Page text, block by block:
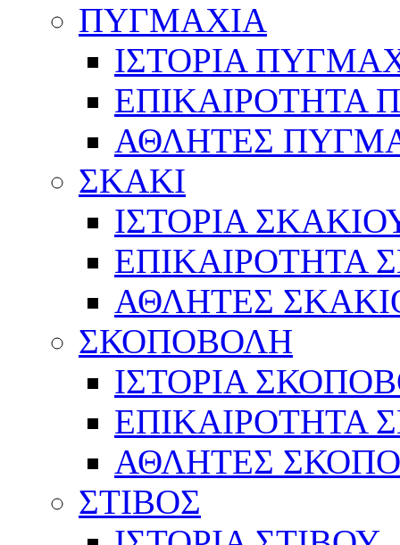
ΠΥΓΜΑΧΙΑ
ΙΣΤΟΡΙΑ
ΕΠΙΚΑΙΡΟΤΗΤΑ
ΑΘΛΗΤΕΣ
ΣΚΑΚΙ
ΙΣΤΟΡΙΑ
ΕΠΙΚΑΙΡΟΤΗΤΑ
ΑΘΛΗΤΕΣ
ΣΚΟΠΟΒΟΛΗ
ΙΣΤΟΡΙΑ
ΕΠΙΚΑΙΡΟΤΗΤΑ
ΑΘΛΗΤΕΣ
ΣΤΙΒΟΣ